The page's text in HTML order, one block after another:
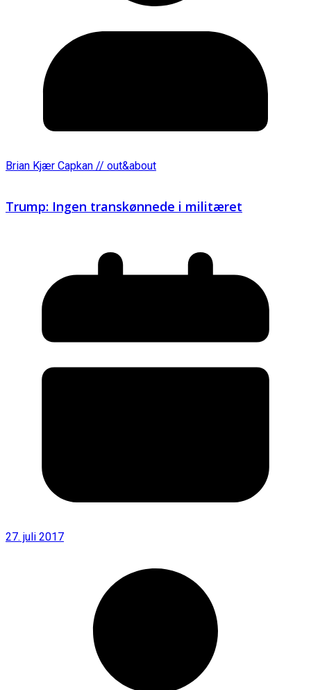
Brian Kjær Capkan // out&about
Trump: Ingen transkønnede i militæret
27. juli 2017